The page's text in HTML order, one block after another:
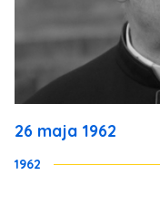
26 maja 1962
1962